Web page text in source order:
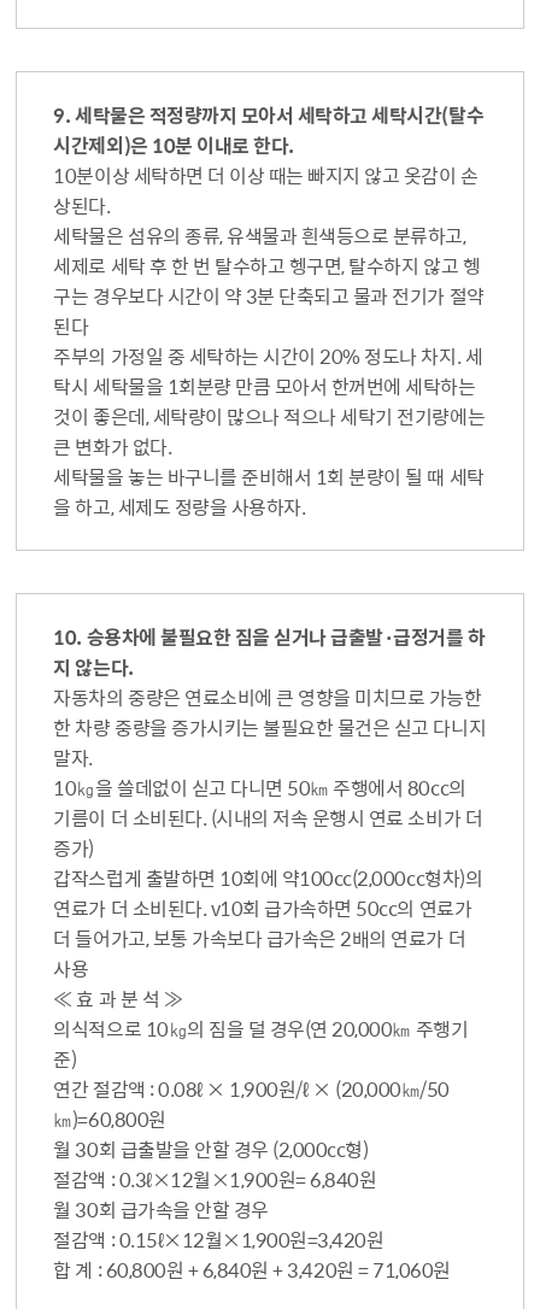
9. 세탁물은 적정량까지 모아서 세탁하고 세탁시간(탈수
시간제외)은 10분 이내로 한다.
10분이상 세탁하면 더 이상 때는 빠지지 않고 옷감이 손
상된다.
세탁물은 섬유의 종류, 유색물과 흰색등으로 분류하고,
세제로 세탁 후 한 번 탈수하고 헹구면, 탈수하지 않고 헹
구는 경우보다 시간이 약 3분 단축되고 물과 전기가 절약
된다
주부의 가정일 중 세탁하는 시간이 20% 정도나 차지. 세
탁시 세탁물을 1회분량 만큼 모아서 한꺼번에 세탁하는
것이 좋은데, 세탁량이 많으나 적으나 세탁기 전기량에는
큰 변화가 없다.
세탁물을 놓는 바구니를 준비해서 1회 분량이 될 때 세탁
을 하고, 세제도 정량을 사용하자.
10. 승용차에 불필요한 짐을 싣거나 급출발·급정거를 하
지 않는다.
자동차의 중량은 연료소비에 큰 영향을 미치므로 가능한
한 차량 중량을 증가시키는 불필요한 물건은 싣고 다니지
말자.
10㎏을 쓸데없이 싣고 다니면 50㎞ 주행에서 80cc의
기름이 더 소비된다. (시내의 저속 운행시 연료 소비가 더
증가)
갑작스럽게 출발하면 10회에 약100cc(2,000cc형차)의
연료가 더 소비된다. v10회 급가속하면 50cc의 연료가
더 들어가고, 보통 가속보다 급가속은 2배의 연료가 더
사용
≪ 효 과 분 석 ≫
의식적으로 10㎏의 짐을 덜 경우(연 20,000㎞ 주행기
준)
연간 절감액 : 0.08ℓ × 1,900원/ℓ × (20,000㎞/50
㎞)=60,800원
월 30회 급출발을 안할 경우 (2,000cc형)
절감액 : 0.3ℓ×12월×1,900원= 6,840원
월 30회 급가속을 안할 경우
절감액 : 0.15ℓ×12월×1,900원=3,420원
합 계 : 60,800원 + 6,840원 + 3,420원 = 71,060원